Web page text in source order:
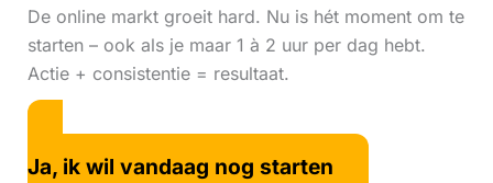
De online markt groeit hard. Nu is hét moment om te
starten – ook als je maar 1 à 2 uur per dag hebt.
Actie + consistentie = resultaat.
Ja, ik wil vandaag nog starten